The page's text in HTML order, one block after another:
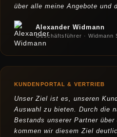
über alle meine Angebote und
Alexander Widmann
Geschäftsführer · Widmann
KUNDENPORTAL & VERTRIEB
Unser Ziel ist es, unseren
Auswahl zu bieten. Durch die
Bestands unserer Partner
kommen wir diesem Ziel